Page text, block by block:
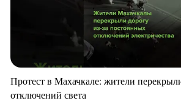
Протест в Махачкале: жители
отключений света